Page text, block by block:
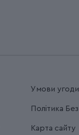
Умови угоди
Політика
Карта сайту